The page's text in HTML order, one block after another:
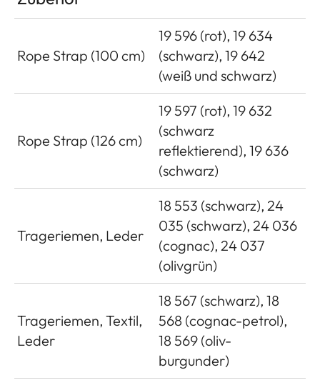
Rope Strap (100 cm)
19 596 (rot), 19 634
(schwarz), 19 642
(weiß und schwarz)
Rope Strap (126 cm)
19 597 (rot), 19 632
(schwarz
reflektierend), 19 636
(schwarz)
Trageriemen, Leder
18 553 (schwarz), 24
035 (schwarz), 24 036
(cognac), 24 037
(olivgrün)
Trageriemen, Textil,
Leder
18 567 (schwarz), 18
568 (cognac-petrol),
18 569 (oliv-
burgunder)